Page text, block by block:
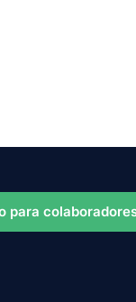
para